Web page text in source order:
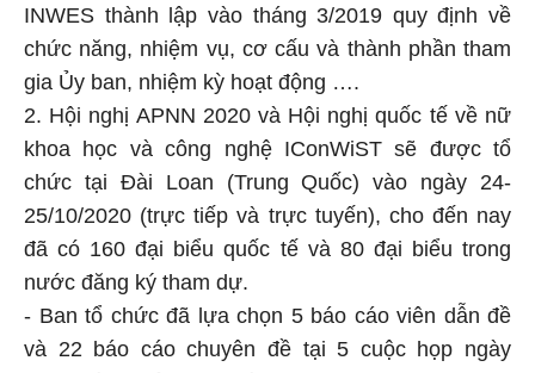
INWES thành lập vào tháng 3/2019 quy định về
chức năng, nhiệm vụ, cơ cấu và thành phần tham
gia Ủy ban, nhiệm kỳ hoạt động ….
2. Hội nghị APNN 2020 và Hội nghị quốc tế về nữ
khoa học và công nghệ IConWiST sẽ được tổ
chức tại Đài Loan (Trung Quốc) vào ngày 24-
25/10/2020 (trực tiếp và trực tuyến), cho đến nay
đã có 160 đại biểu quốc tế và 80 đại biểu trong
nước đăng ký tham dự.
- Ban tổ chức đã lựa chọn 5 báo cáo viên dẫn đề
và 22 báo cáo chuyên đề tại 5 cuộc họp ngày